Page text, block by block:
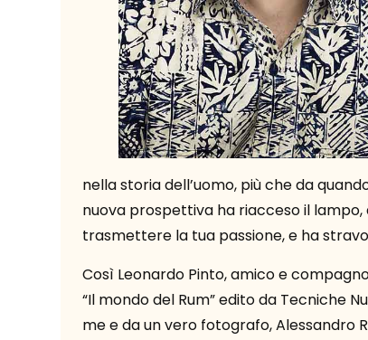
nella storia dell’uomo, più che da
nuova prospettiva ha riacceso il
trasmettere la tua passione, e ha
Così Leonardo Pinto, amico e
“Il mondo del Rum” edito da Tecniche
me e da un vero fotografo, Alessandro